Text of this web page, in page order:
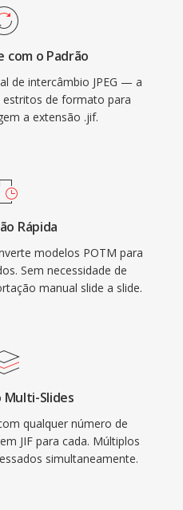
com o Padrão
de intercâmbio JPEG — a
estritos de formato para
a extensão .jif.
Rápida
modelos POTM para
Sem necessidade de
manual slide a slide.
Multi-Slides
qualquer número de
JIF para cada. Múltiplos
simultaneamente.